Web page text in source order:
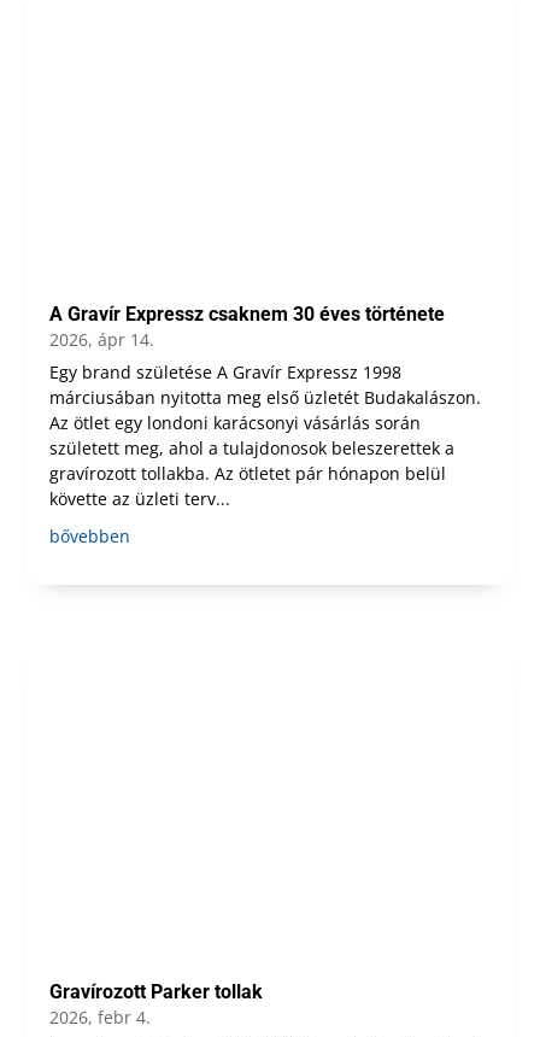
A Gravír Expressz csaknem 30 éves története
2026, ápr 14.
Egy brand születése A Gravír Expressz 1998
márciusában nyitotta meg első üzletét Budakalászon.
Az ötlet egy londoni karácsonyi vásárlás során
született meg, ahol a tulajdonosok beleszerettek a
gravírozott tollakba. Az ötletet pár hónapon belül
követte az üzleti terv...
bővebben
Gravírozott Parker tollak
2026, febr 4.